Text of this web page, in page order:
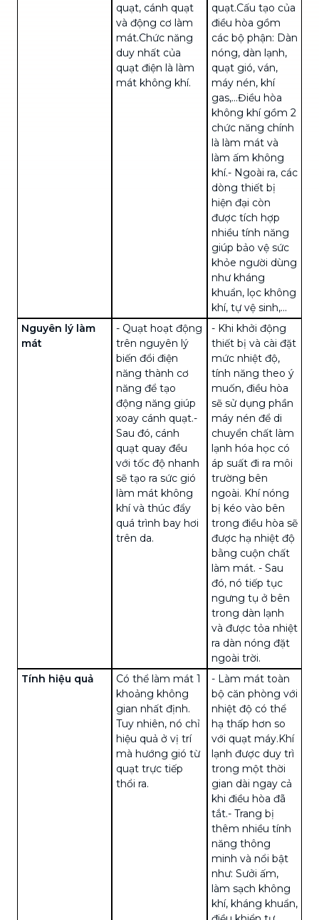
quạt, cánh quạt
và động cơ làm
mát.Chức năng
duy nhất của
quạt điện là làm
mát không khí.
quạt.Cấu tạo của
điều hòa gồm
các bộ phận: Dàn
nóng, dàn lạnh,
quạt gió, ván,
máy nén, khí
gas,...Điều hòa
không khí gồm 2
chức năng chính
là làm mát và
làm ấm không
khí.- Ngoài ra, các
dòng thiết bị
hiện đại còn
được tích hợp
nhiều tính năng
giúp bảo vệ sức
khỏe người dùng
như kháng
khuẩn, lọc không
khí, tự vệ sinh,...
Nguyên lý làm
mát
- Quạt hoạt động
trên nguyên lý
biến đổi điện
năng thành cơ
năng để tạo
động năng giúp
xoay cánh quạt.-
Sau đó, cánh
quạt quay đều
với tốc độ nhanh
sẽ tạo ra sức gió
làm mát không
khí và thúc đẩy
quá trình bay hơi
trên da.
- Khi khởi động
thiết bị và cài đặt
mức nhiệt độ,
tính năng theo ý
muốn, điều hòa
sẽ sử dụng phần
máy nén để di
chuyển chất làm
lạnh hóa học có
áp suất đi ra môi
trường bên
ngoài. Khí nóng
bị kéo vào bên
trong điều hòa sẽ
được hạ nhiệt độ
bằng cuộn chất
làm mát. - Sau
đó, nó tiếp tục
ngưng tụ ở bên
trong dàn lạnh
và được tỏa nhiệt
ra dàn nóng đặt
ngoài trời.
Tính hiệu quả
Có thể làm mát 1
khoảng không
gian nhất định.
Tuy nhiên, nó chỉ
hiệu quả ở vị trí
mà hướng gió từ
quạt trực tiếp
thổi ra.
- Làm mát toàn
bộ căn phòng với
nhiệt độ có thể
hạ thấp hơn so
với quạt máy.Khí
lạnh được duy trì
trong một thời
gian dài ngay cả
khi điều hòa đã
tắt.- Trang bị
thêm nhiều tính
năng thông
minh và nổi bật
như: Sưởi ấm,
làm sạch không
khí, kháng khuẩn,